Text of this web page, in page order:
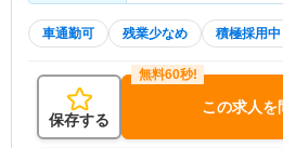
車通勤可 残業少なめ 積極採用中
保存する
この求人を